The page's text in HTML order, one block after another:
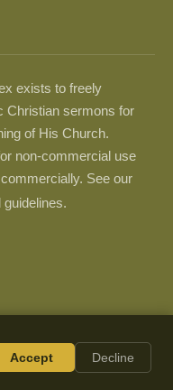
exists to freely
Christian sermons for
of His Church.
non-commercial use
See our
guidelines.
Accept Decline